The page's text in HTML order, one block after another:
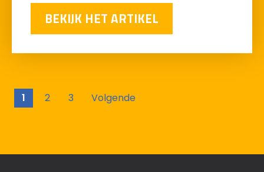
BEKIJK HET ARTIKEL
1 2 3 Volgende